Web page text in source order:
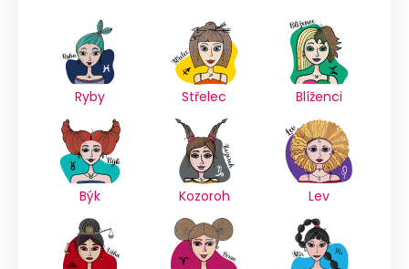
Ryby Střelec Blíženci
Býk Kozoroh Lev